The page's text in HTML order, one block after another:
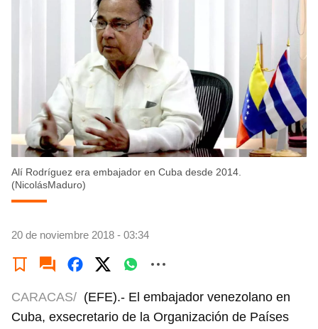
Alí Rodríguez era embajador en Cuba desde 2014.
(NicolásMaduro)
20 de noviembre 2018 - 03:34
CARACAS/ (EFE).- El embajador venezolano en
Cuba, exsecretario de la Organización de Países